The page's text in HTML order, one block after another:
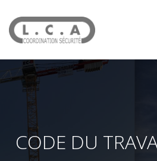
CODE DU